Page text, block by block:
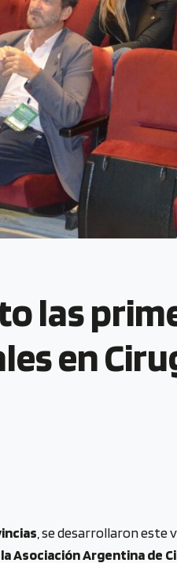
las
en
, se desarrollaron este
Asociación Argentina de